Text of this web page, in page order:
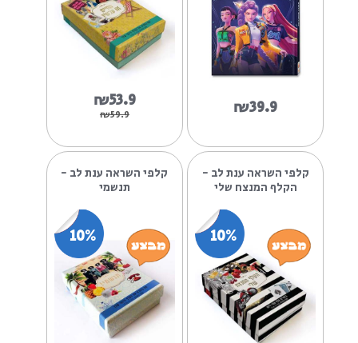
יומן תלמיד 14 21 יומי קיי
פופ
₪39.9
קלפי השראה ענת לב -
החיים זה עכשיו
10%
₪53.9
₪59.9
קלפי השראה ענת לב -
הקלף המנצח שלי
קלפי השראה ענת לב -
תנשמי